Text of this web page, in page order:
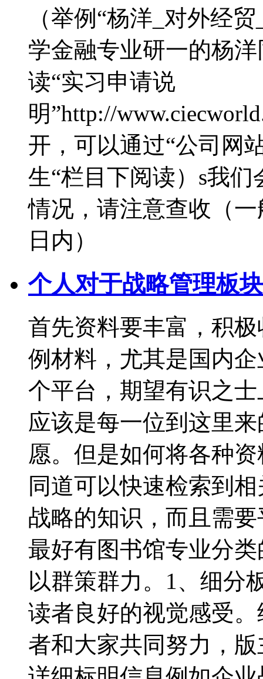
（举例“杨洋_对外经
学金融专业研一的杨
读“实习申请说
明”http://
开，可以通过“公司网
生“栏目下阅读）s我
情况，请注意查收（
日内）
个人对于战略管理板
首先资料要丰富，积
例材料，尤其是国内
个平台，期望有识之
应该是每一位到这里
愿。但是如何将各种
同道可以快速检索到
战略的知识，而且需
最好有图书馆专业分
以群策群力。1、细分
读者良好的视觉感受
者和大家共同努力，